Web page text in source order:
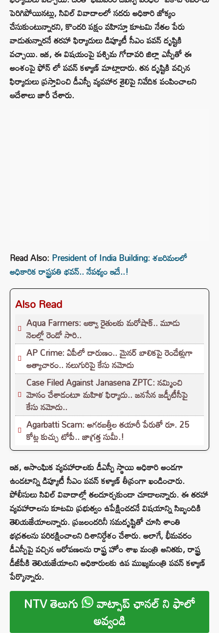
పెరిగిపోయినట్లు, సివిల్ వివాదాలలో సదరు అధికారి జోక్యం
చేసుకుంటున్నారని, కొందరి పక్షం వహిస్తూ కూటమి నేతల పేరు
వాడుతున్నారనే తరహా ఫిర్యాదులు డిప్యూటీ సీఎం పవన్ దృష్టికి
వచ్చాయి. ఇక, ఈ విషయంపై పశ్చిమ గోదావరి జిల్లా ఎస్పీతో ఈ
అంశంపై ఫోన్ లో పవన్ కళ్యాణ్ మాట్లాడారు. తన దృష్టికి వచ్చిన
ఫిర్యాదులు ప్రస్తావించి డీఎస్పీ వ్యవహార శైలిపై నివేదిక పంపించాలని
ఆదేశాలు జారీ చేశారు.
Read Also: President of India Building: శబరిమలలో
అధికారిక రాష్ట్రపతి భవన్.. నేపథ్యం ఇదే..!
Also Read
Aqua Farmers: ఆక్వా రైతులకు మరోషాక్‌.. మూడు
నెలల్లో రెండో సారి..
AP Crime: ఏపీలో దారుణం.. మైనర్ బాలికపై రెండేళ్లుగా
అత్యాచారం.. నలుగురిపై కేసు నమోదు
Case Filed Against Janasena ZPTC: నమ్మించి
మోసం చేశాడంటూ మహిళ ఫిర్యాదు.. జనసేన జడ్పీటీసీపై
కేసు నమోదు..
Agarbatti Scam: అగరబత్తీల తయారీ పేరుతో రూ. 25
కోట్ల కుచ్చు టోపీ.. జాగ్రత్త సుమీ.!
ఇక, అసాంఘిక వ్యవహారాలకు డీఎస్పీ స్థాయి అధికారి అండగా
ఉండటాన్ని డిప్యూటీ సీఎం పవన్ కళ్యాణ్ తీవ్రంగా ఖండించారు.
పోలీసులు సివిల్ వివాదాల్లో తలదూర్చకుండా చూడాలన్నారు. ఈ తరహా
వ్యవహారాలను కూటమి ప్రభుత్వం ఉపేక్షించదనే విషయాన్ని సిబ్బందికి
తెలియజేయాలన్నారు. ప్రజలందరినీ సమదృష్టితో చూసి శాంతి
భద్రతలను పరిరక్షించాలని దిశానిర్దేశం చేశారు. అలాగే, భీమవరం
డీఎస్పీపై వచ్చిన ఆరోపణలను రాష్ట్ర హోం శాఖ మంత్రి అనితకు, రాష్ట్ర
డీజీపీకి తెలియజేయాలని అధికారులకు ఉప ముఖ్యమంత్రి పవన్ కళ్యాణ్
పేర్కొన్నారు.
NTV తెలుగు వాట్సాప్ ఛానల్ ని ఫాలో
అవ్వండి